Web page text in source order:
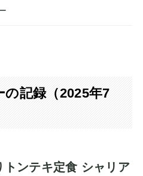
記録（2025年7
トンテキ定食 シャリア